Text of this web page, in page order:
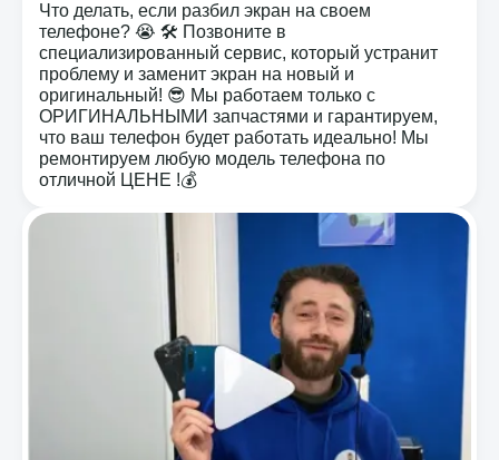
Что делать, если разбил экран на своем
телефоне? 😭 🛠️ Позвоните в
специализированный сервис, который устранит
проблему и заменит экран на новый и
оригинальный! 😎 Мы работаем только с
ОРИГИНАЛЬНЫМИ запчастями и гарантируем,
что ваш телефон будет работать идеально! Мы
ремонтируем любую модель телефона по
отличной ЦЕНЕ !💰